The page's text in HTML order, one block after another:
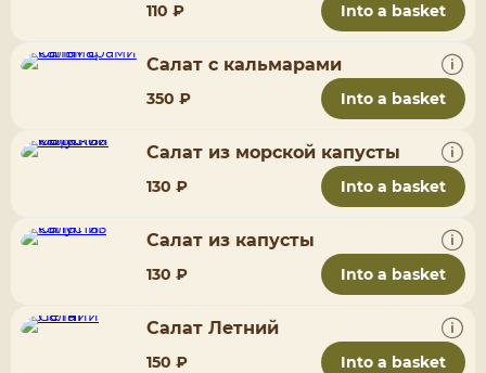
110 ₽ Into a basket
Салат с кальмарами
350 ₽ Into a basket
Салат из морской капусты
130 ₽ Into a basket
Салат из капусты
130 ₽ Into a basket
Салат Летний
150 ₽ Into a basket